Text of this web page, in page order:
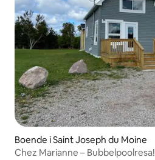
Boende i Saint Joseph du Moine
Chez Marianne – Bubbelpoolresa!